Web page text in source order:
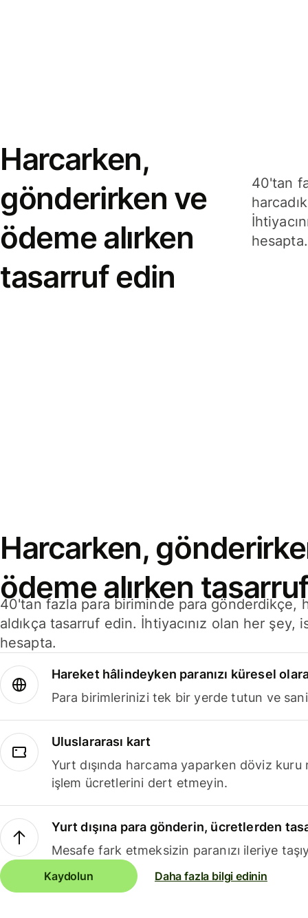
Harcarken,
gönderirken ve
ödeme alırken
tasarruf edin
40'tan
hesapta.
Harcarken,
ödeme alırken
40'tan fazla para biriminde para gönderdikçe,
aldıkça tasarruf edin. İhtiyacınız olan her
hesapta.
Hareket hâlindeyken paranızı küresel
Para birimlerinizi tek bir yerde tutun ve
Uluslararası kart
Yurt dışında harcama yaparken döviz kuru
işlem ücretlerini dert etmeyin.
Yurt dışına para gönderin, ücretlerden
Mesafe fark etmeksizin paranızı ileriye
Kaydolun Daha fazla bilgi edinin